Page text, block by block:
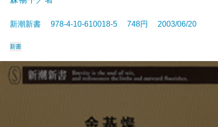
新潮新書 978-4-10-610018-5 748円 2003/06/20
新書